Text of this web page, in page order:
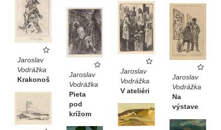
Jaroslav
Vodrážka
Krakonoš
Jaroslav
Vodrážka
V ateliéri
Jaroslav
Vodrážka
Na
výstave
Jaroslav
Vodrážka
Pieta
pod
krížom